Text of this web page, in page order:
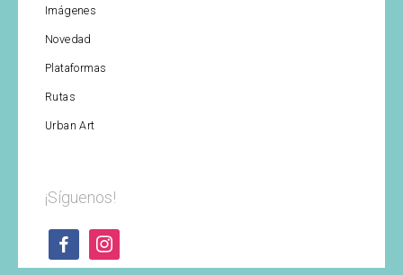
Imágenes
Novedad
Plataformas
Rutas
Urban Art
¡Síguenos!
facebook instagram